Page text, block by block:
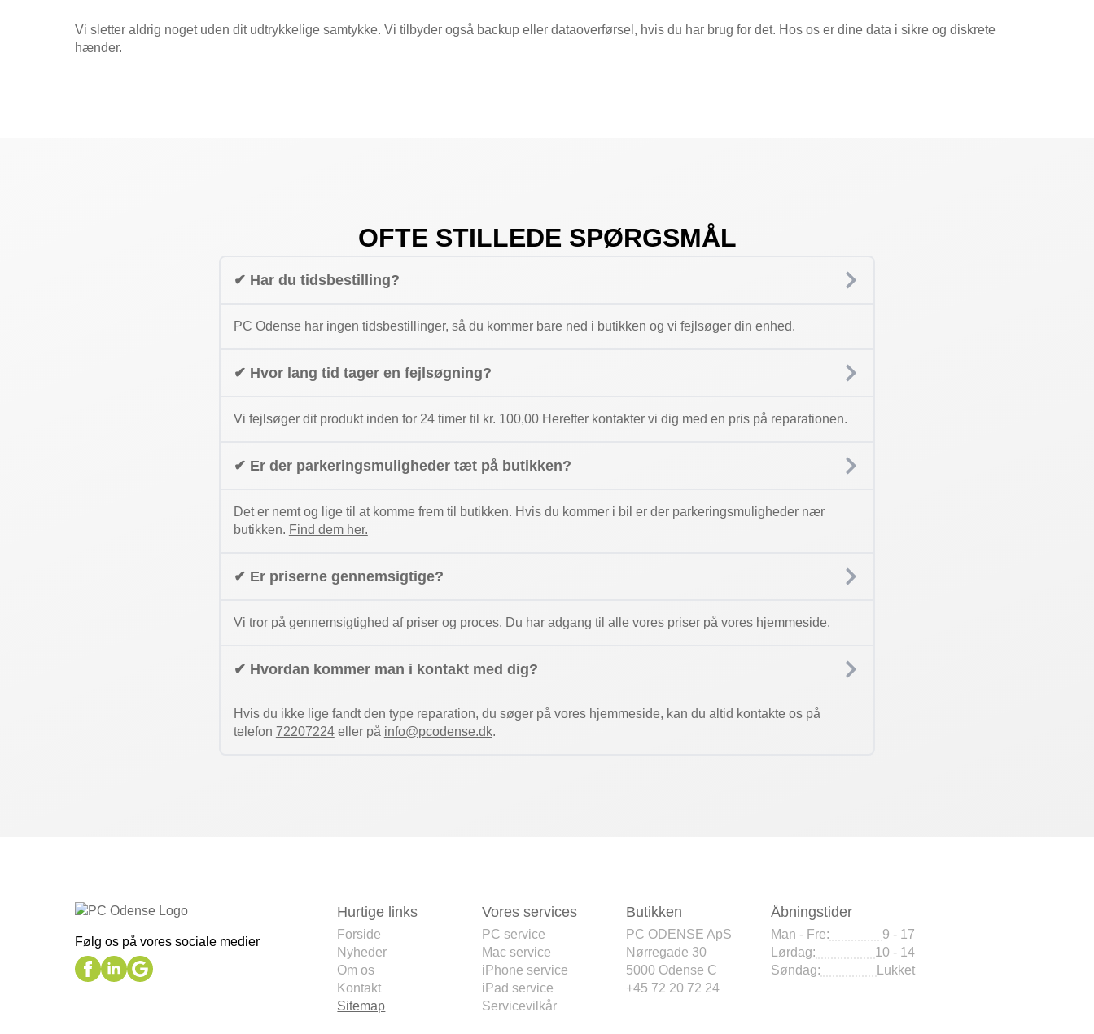
Vi sletter aldrig noget uden dit udtrykkelige samtykke. Vi tilbyder også backup eller dataoverførsel, hvis du har brug for det. Hos os er dine data i sikre og diskrete
hænder.
OFTE STILLEDE SPØRGSMÅL
✔ Har du tidsbestilling?
PC Odense har ingen tidsbestillinger, så du kommer bare ned i butikken og vi fejlsøger din enhed.
✔ Hvor lang tid tager en fejlsøgning?
Vi fejlsøger dit produkt inden for 24 timer til kr. 100,00 Herefter kontakter vi dig med en pris på reparationen.
✔ Er der parkeringsmuligheder tæt på butikken?
Det er nemt og lige til at komme frem til butikken. Hvis du kommer i bil er der parkeringsmuligheder nær
butikken. Find dem her.
✔ Er priserne gennemsigtige?
Vi tror på gennemsigtighed af priser og proces. Du har adgang til alle vores priser på vores hjemmeside.
✔ Hvordan kommer man i kontakt med dig?
Hvis du ikke lige fandt den type reparation, du søger på vores hjemmeside, kan du altid kontakte os på
telefon 72207224eller på info@pcodense.dk.
Følg os på vores sociale medier
Hurtige links
Forside
Nyheder
Om os
Kontakt
Sitemap
Vores services
PC service
Mac service
iPhone service
iPad service
Servicevilkår
Butikken
PC ODENSE ApS
Nørregade 30
5000 Odense C
+45 72 20 72 24
Åbningstider
Man - Fre:
9 - 17
Lørdag:
10 - 14
Søndag:
Lukket